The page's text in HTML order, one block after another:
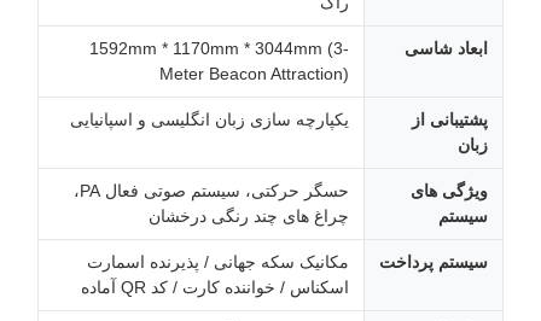
ابعاد شاسی
1592mm * 1170mm * 3044mm (3-
Meter Beacon Attraction)
پشتیبانی از
زبان
یکپارچه سازی زبان انگلیسی و اسپانیایی
ویژگی های
سیستم
حسگر حرکتی، سیستم صوتی فعال PA،
چراغ های چند رنگی درخشان
سیستم پرداخت
مکانیک سکه جهانی / پذیرنده اسمارت
اسکناس / خواننده کارت / کد QR آماده